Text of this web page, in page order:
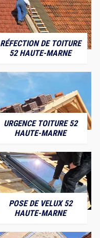
RÉFECTION DE TOITURE
52 HAUTE-MARNE
URGENCE TOITURE 52
HAUTE-MARNE
POSE DE VELUX 52
HAUTE-MARNE